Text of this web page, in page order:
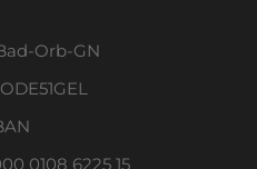
Orb-GN
0108 6225 15